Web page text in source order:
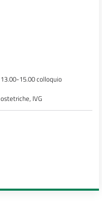
15.00 colloquio
IVG